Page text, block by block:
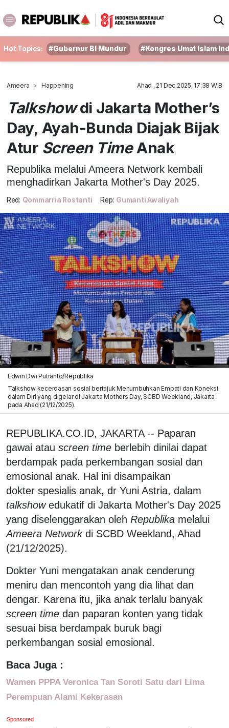
Hot Topics: #Gubernur BI Mundur #Kongres Umat Islam
Ameera Happening Ahad , 21 Dec 2025, 17:38 WIB
Talkshowdi Jakarta Mother’s
Day, Ayah-Bunda Diajak Bijak
Atur Screen TimeAnak
Republika melalui Ameera Network kembali
menghadirkan Jakarta Mother's Day 2025.
Red: Qommarria Rostanti Rep: Gumanti Awaliyah
Edwin Dwi Putranto/Republika
Talkshow kecerdasan sosial bertajuk Menumbuhkan Empati dan Koneksi
dalam Diri yang digelar di Jakarta Mothers Day, SCBD Weekland, Jakarta
pada Ahad (21/12/2025).
REPUBLIKA.CO.ID, JAKARTA -- Paparan
gawai atau screen time berlebih dinilai dapat
berdampak pada perkembangan sosial dan
emosional anak. Hal ini disampaikan
dokter spesialis anak, dr Yuni Astria, dalam
talkshowedukatif di Jakarta Mother's Day 2025
yang diselenggarakan oleh Republika melalui
Ameera Networkdi SCBD Weekland, Ahad
(21/12/2025).
Dokter Yuni mengatakan anak cenderung
meniru dan mencontoh yang dia lihat dan
dengar. Karena itu, jika anak terlalu banyak
screen time dan paparan konten yang tidak
sesuai bisa berdampak buruk bagi
perkembangan sosial emosional.
Baca Juga :
Wamen PPPA Veronica Tan Soroti Satu dari Lima
Perempuan Alami Kekerasan
Sponsored